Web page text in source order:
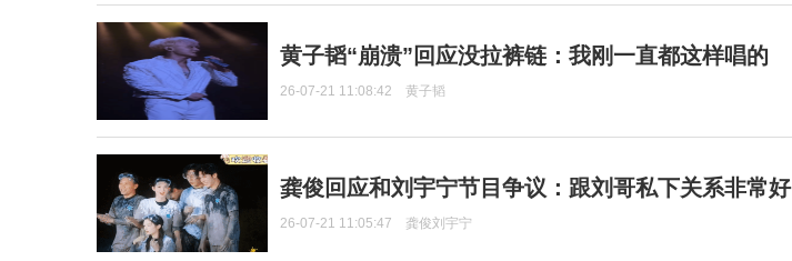
黄子韬“崩溃”回应没拉裤链：我刚一直都这样唱的
26-07-21 11:08:42 黄子韬
龚俊回应和刘宇宁节目争议：跟刘哥私下关系非常好
26-07-21 11:05:47 龚俊刘宇宁